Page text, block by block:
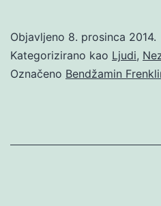
Objavljeno 8. prosinca 2014.
Kategorizirano kao Ljudi,
Označeno Bendžamin